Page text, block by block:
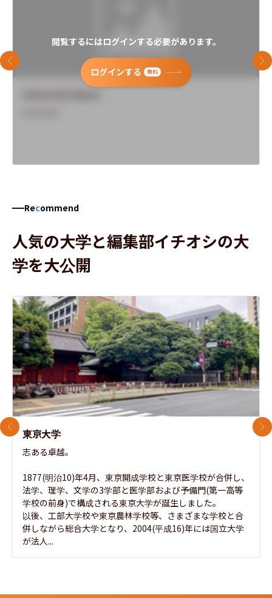
閲覧するにはログインする必要があります。
ログインする 無料
前のスライド 次
Recommend
人気の大学と編集部イチオシの大
学を大公開
東京大学
志ある卓越。
1877(明治10)年4月、東京開成学校と東京医学校が合併し、
法学、理学、文学の3学部と医学部および予備門(第一高等
学校の前身)で構成される東京大学が誕生しました。
以後、工部大学校や東京農林学校等、さまざまな学校と合
併しながら総合大学となり、2004(平成16)年には国立大学
が法人...
前のスライド 次